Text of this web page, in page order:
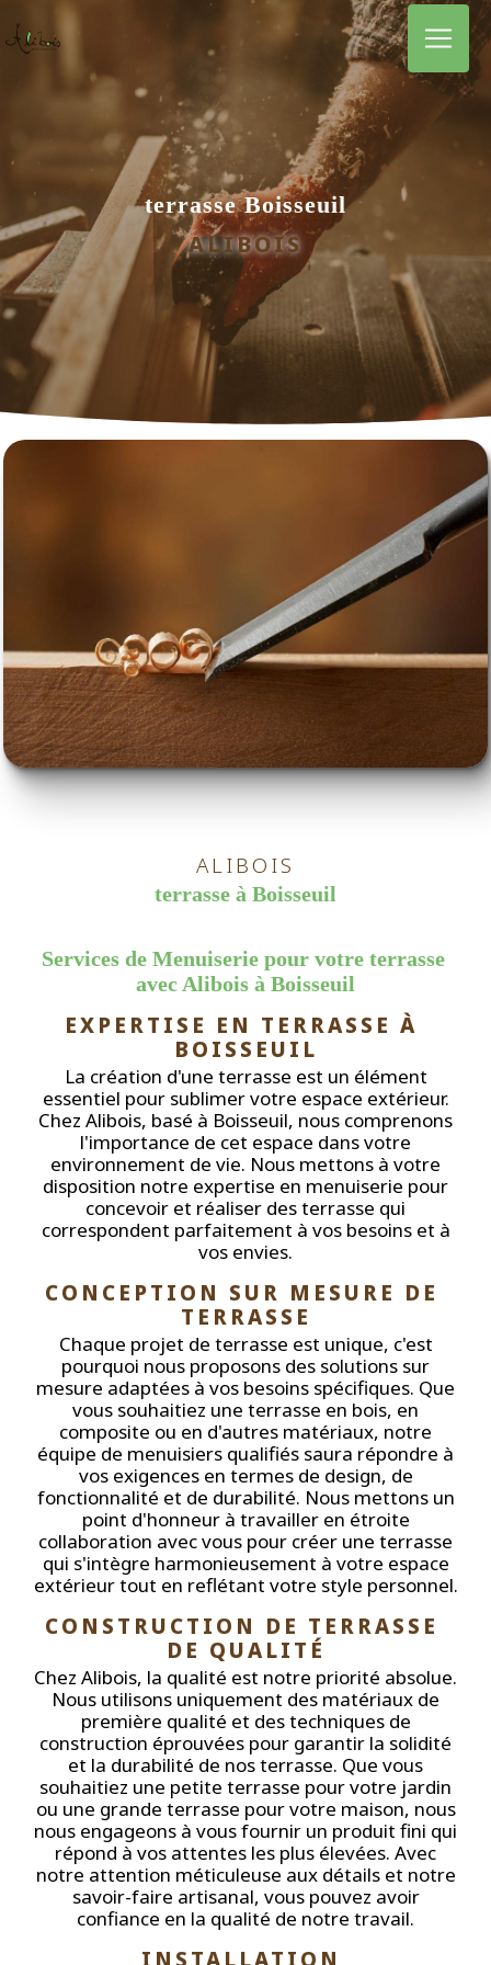
terrasse Boisseuil
ALIBOIS
ALIBOIS
terrasse à Boisseuil
Services de Menuiserie pour votre terrasse
avec Alibois à Boisseuil
EXPERTISE EN TERRASSE À
BOISSEUIL
La création d'une terrasse est un élément
essentiel pour sublimer votre espace extérieur.
Chez Alibois, basé à Boisseuil, nous comprenons
l'importance de cet espace dans votre
environnement de vie. Nous mettons à votre
disposition notre expertise en menuiserie pour
concevoir et réaliser des terrasse qui
correspondent parfaitement à vos besoins et à
vos envies.
CONCEPTION SUR MESURE DE
TERRASSE
Chaque projet de terrasse est unique, c'est
pourquoi nous proposons des solutions sur
mesure adaptées à vos besoins spécifiques. Que
vous souhaitiez une terrasse en bois, en
composite ou en d'autres matériaux, notre
équipe de menuisiers qualifiés saura répondre à
vos exigences en termes de design, de
fonctionnalité et de durabilité. Nous mettons un
point d'honneur à travailler en étroite
collaboration avec vous pour créer une terrasse
qui s'intègre harmonieusement à votre espace
extérieur tout en reflétant votre style personnel.
CONSTRUCTION DE TERRASSE
DE QUALITÉ
Chez Alibois, la qualité est notre priorité absolue.
Nous utilisons uniquement des matériaux de
première qualité et des techniques de
construction éprouvées pour garantir la solidité
et la durabilité de nos terrasse. Que vous
souhaitiez une petite terrasse pour votre jardin
ou une grande terrasse pour votre maison, nous
nous engageons à vous fournir un produit fini qui
répond à vos attentes les plus élevées. Avec
notre attention méticuleuse aux détails et notre
savoir-faire artisanal, vous pouvez avoir
confiance en la qualité de notre travail.
INSTALLATION
Panneau de gestion des cookies